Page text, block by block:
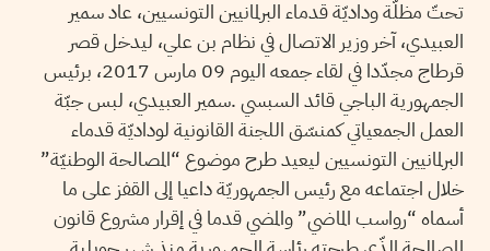
تحتّ مظلّة وداديّة قدماء البرلمانيين التونسيين، عاد سمير
العبيدي، آخر وزير الاتصال في نظام بن علي، ليدخل قصر
قرطاج مجدّدا في لقاء جمعه اليوم 09 مارس 2017، برئيس
الجمهورية الباجي قائد السبسي .سمير العبيدي، لبس جبّة
العمل الجمعياتي كمنسّق اللجنة القانونية لوداديّة قدماء
البرلمانيين التونسيين ليعيد طرح موضوع “المصالحة الوطنيّة”
خلال اجتماعه مع رئيس الجمهوريّة داعيا إلى القفز على ما
أسماه “رواسب الماضي” والمضي قدما في إقرار مشروع قانون